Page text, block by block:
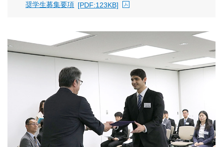
奨学生募集要項 [PDF:123KB]